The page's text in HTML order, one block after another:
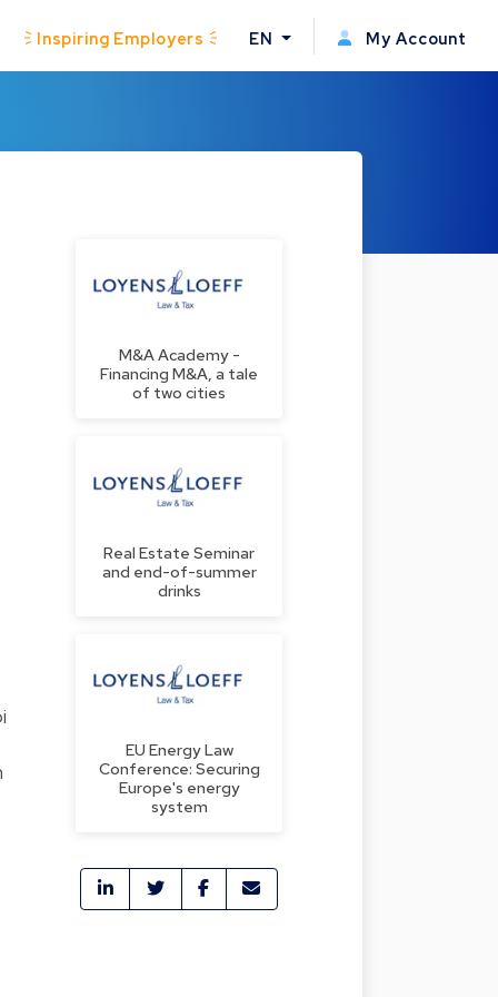
Inspiring Employers EN My Account
M&A Academy -
Financing M&A, a tale
of two cities
Real Estate Seminar
and end-of-summer
drinks
EU Energy Law
Conference: Securing
Europe's energy
system